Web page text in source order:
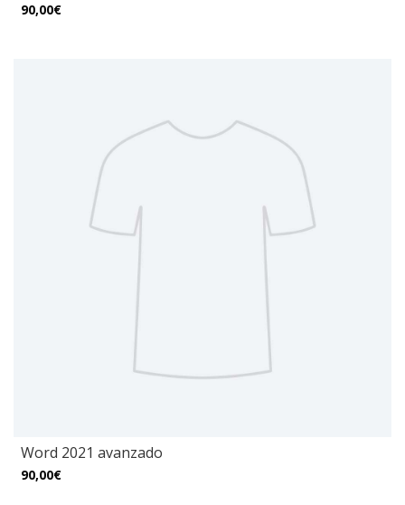
90,00€
Word 2021 avanzado
90,00€